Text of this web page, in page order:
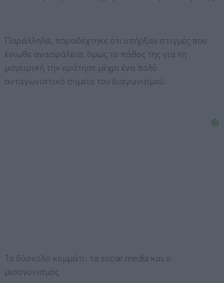
Παράλληλα, παραδέχτηκε ότι υπήρξαν στιγμές που
ένιωθε ανασφάλεια, όμως το πάθος της για τη
μαγειρική την κράτησε μέχρι ένα πολύ
ανταγωνιστικό σημείο του διαγωνισμού.
Το δύσκολο κομμάτι: τα social media και ο
μισογυνισμός